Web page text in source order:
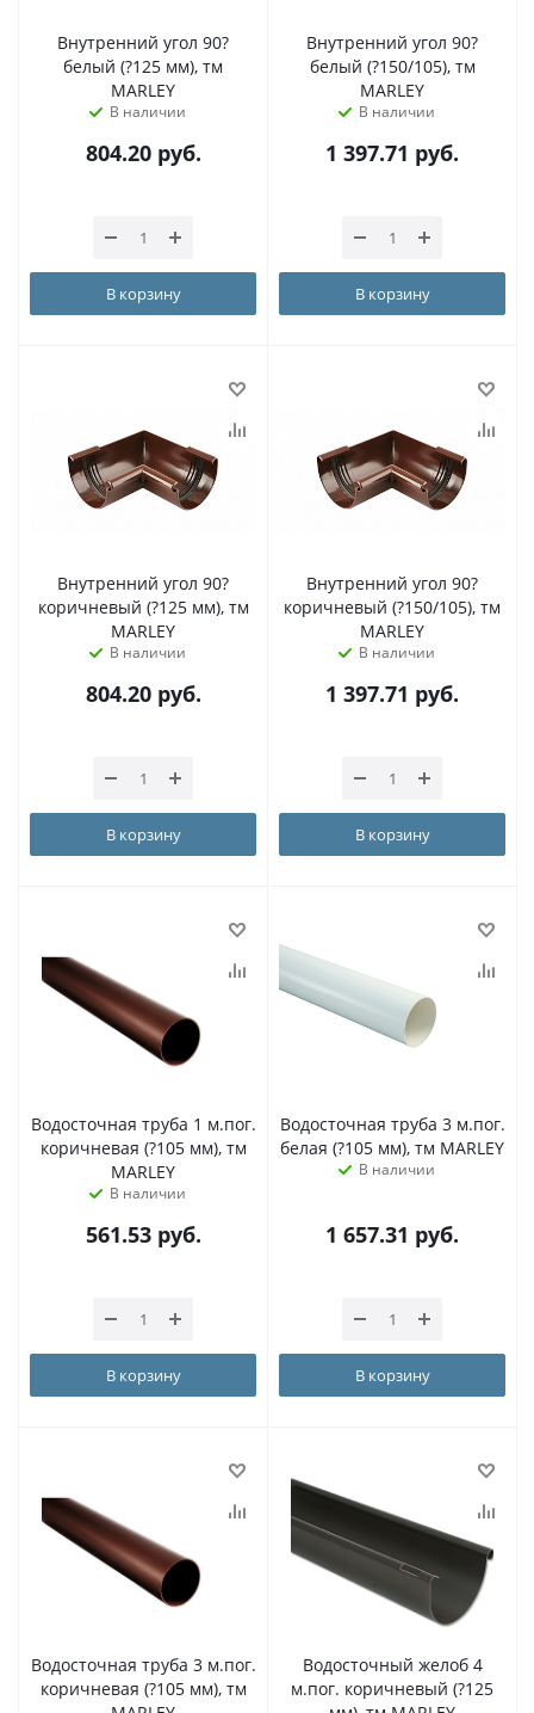
Внутренний угол 90?
белый (?125 мм), тм
MARLEY
В наличии
804.20руб.
В корзину
Внутренний угол 90?
белый (?150/105), тм
MARLEY
В наличии
1 397.71 руб.
В корзину
Внутренний угол 90?
коричневый (?125 мм), тм
MARLEY
В наличии
804.20руб.
В корзину
Внутренний угол 90?
коричневый (?150/105), тм
MARLEY
В наличии
1 397.71 руб.
В корзину
Водосточная труба 1 м.пог.
коричневая (?105 мм), тм
MARLEY
В наличии
561.53руб.
В корзину
Водосточная труба 3 м.пог.
белая (?105 мм), тм MARLEY
В наличии
1 657.31 руб.
В корзину
Водосточная труба 3 м.пог.
коричневая (?105 мм), тм
Водосточный желоб 4
м.пог. коричневый (?125